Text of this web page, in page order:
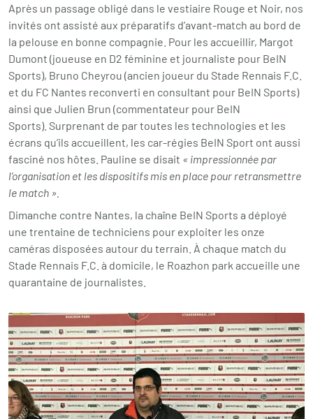
Après un passage obligé dans le vestiaire Rouge et Noir, nos
invités ont assisté aux préparatifs d’avant-match au bord de
la pelouse en bonne compagnie. Pour les accueillir, Margot
Dumont (joueuse en D2 féminine et journaliste pour BeIN
Sports), Bruno Cheyrou (ancien joueur du Stade Rennais F.C.
et du FC Nantes reconverti en consultant pour BeIN Sports)
ainsi que Julien Brun (commentateur pour BeIN
Sports). Surprenant de par toutes les technologies et les
écrans qu’ils accueillent, les car-régies BeIN Sport ont aussi
fasciné nos hôtes. Pauline se disait « impressionnée par
l’organisation et les dispositifs mis en place pour retransmettre
le match ».
Dimanche contre Nantes, la chaîne BeIN Sports a déployé
une trentaine de techniciens pour exploiter les onze
caméras disposées autour du terrain. À chaque match du
Stade Rennais F.C. à domicile, le Roazhon park accueille une
quarantaine de journalistes.